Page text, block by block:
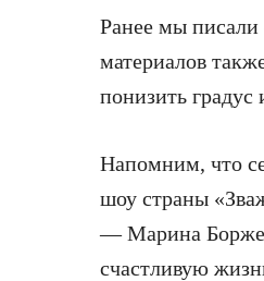
Ранее мы писали
материалов
понизить градус
Напомним, что
шоу страны
— Марина
счастливую